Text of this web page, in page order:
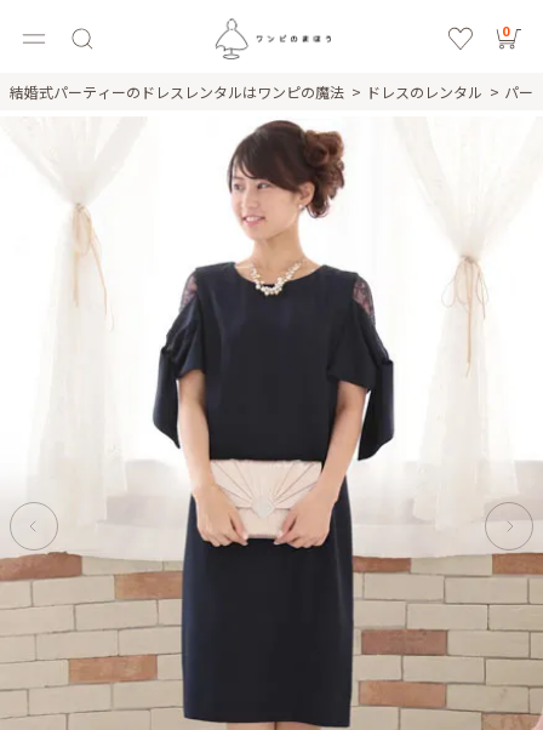
0
結婚式パーティーのドレスレンタルはワンピの魔法 ドレスのレンタル パー